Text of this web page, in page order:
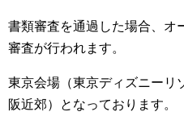
書類審査を通過した場合、オ
審査が行われます。
東京会場（東京ディズニーリ
阪近郊）となっております。